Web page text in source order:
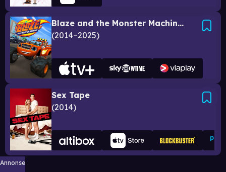
Blaze and the Monster Machines
2014–2025
Sex Tape
2014
Annonse